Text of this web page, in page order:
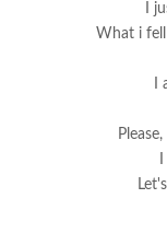
I
What i